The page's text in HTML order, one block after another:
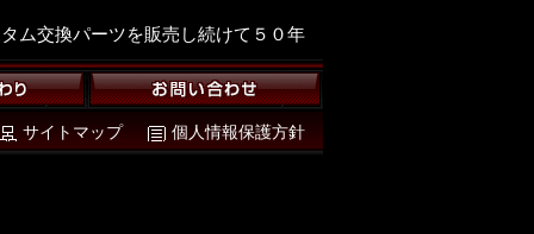
ム交換パーツを販売し続けて５０年
サイトマップ 個人情報保護方針